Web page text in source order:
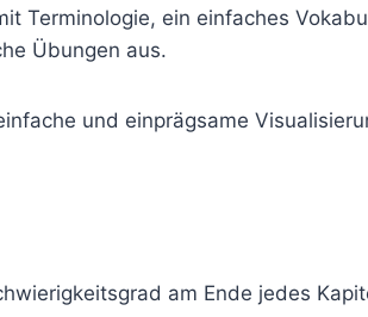
Terminologie, ein einfaches
Übungen aus.
und einprägsame
am Ende jedes